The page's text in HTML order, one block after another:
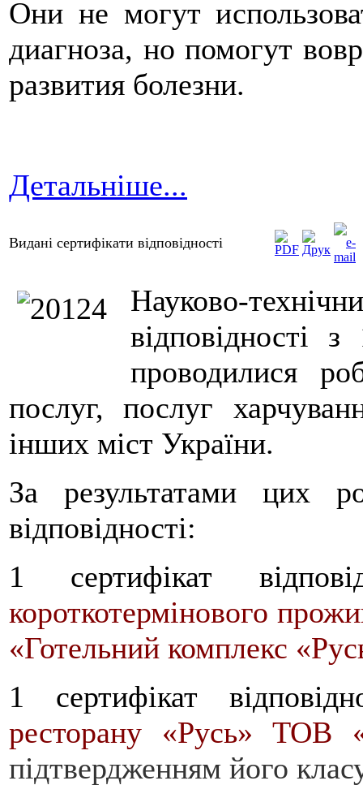
Они не могут
диагноза, но помогут
развития болезни.
Детальніше...
Видані сертифікати відповідності
Науково-
відповідності
проводилися
послуг, послуг
інших міст України.
За результатами цих
відповідності:
1 сертифікат
короткотермінового
«Готельний комплекс
1 сертифікат
ресторану «Русь» ТОВ
підтвердженням його